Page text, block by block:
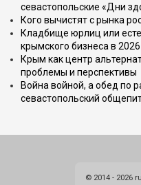
севастопольские «Дни
Кого вычистят с рынка
Кладбище юрлиц или
крымского бизнеса в
Крым как центр
проблемы и перспективы
Война войной, а обед по
севастопольский
© 2014 - 2026